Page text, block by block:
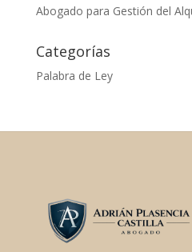
Abogado para Gestión del
Categorías
Palabra de Ley